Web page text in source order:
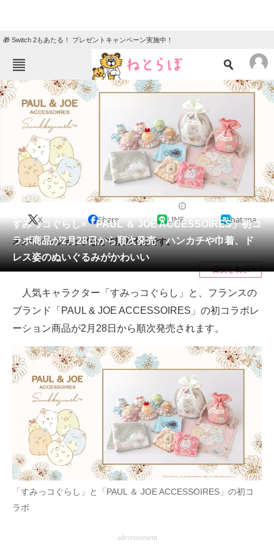
🎁 Switch 2もあたる！ プレゼントキャンペーン実施中！
ねとらぼメニュー
TOP
エンタメ クイズ
グルメ 地域
住まい 教育・育児
動物 リサーチ
会員記事
メディア
注目記事を集めた総合ページ
ITの今と未来を見通す
スマホと通信の最新トレンド
進化するPCとデバイスの未来
好きが集まる 比べて選べる
ビジネスと働き方のヒント
AI活用のいまが分かる
企業ITのトレンドを詳説
ITエンジニア向け専門サイト
すみっコぐらし×「PAUL ＆ JOE ACCESSOIRES」初コ
ラボ商品が2月28日から順次発売 ハンカチや巾着、ド
レス姿のぬいぐるみがかわいい
X Share LINE hatena
オンラインショップなどで販売予定です。
目次を表示
人気キャラクター「すみっコぐらし」と、フランスの
ブランド「PAUL & JOE ACCESSOIRES」の初コラボレ
ーション商品が2月28日から順次発売されます。
「すみっコぐらし」と「PAUL ＆ JOE ACCESSOIRES」の初コ
ラボ
advertisement